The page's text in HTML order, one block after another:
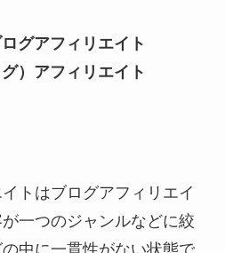
グアフィリエイト
）アフィリエイト
トはブログアフィリエイ
一つのジャンルなどに絞
中に一貫性がない状態で